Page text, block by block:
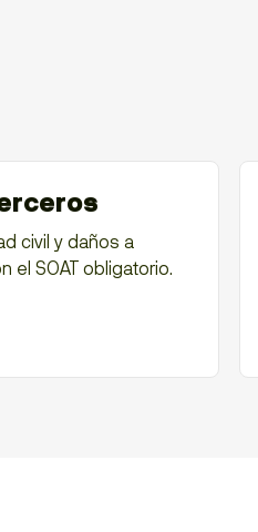
civil y daños a
el SOAT obligatorio.